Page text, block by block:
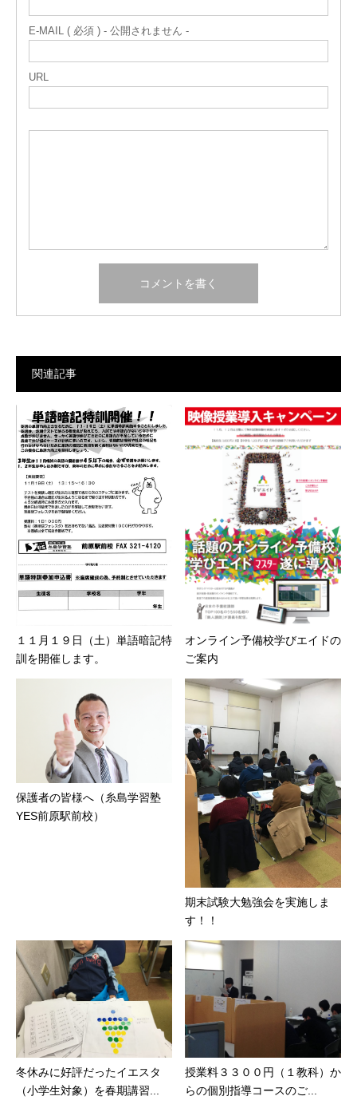
E-MAIL ( 必須 ) - 公開されません -
URL
関連記事
１１月１９日（土）単語暗記特
訓を開催します。
オンライン予備校学びエイドの
ご案内
保護者の皆様へ（糸島学習塾
YES前原駅前校）
期末試験大勉強会を実施しま
す！！
冬休みに好評だったイエスタ
（小学生対象）を春期講習...
授業料３３００円（１教科）か
らの個別指導コースのご...